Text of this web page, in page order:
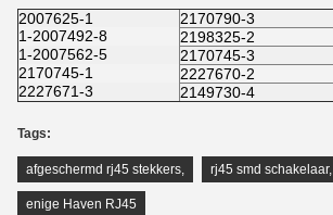
2007625-1
2170790-3
1-2007492-8
2198325-2
1-2007562-5
2170745-3
2170745-1
2227670-2
2227671-3
2149730-4
Tags:
afgeschermd rj45 stekkers, rj45 smd schakelaar,
enige Haven RJ45